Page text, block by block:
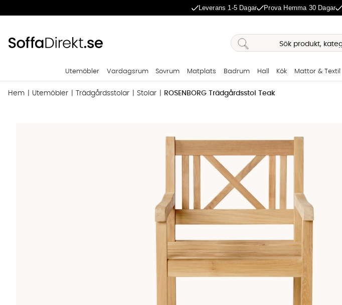
Leverans 1-5 Dagar Prova Hemma 30 Dagar
Utemöbler Vardagsrum Sovrum Matplats Badrum Hall Kök Mattor & Textil
Hem Utemöbler Trädgårdsstolar Stolar ROSENBORG Trädgårdsstol Teak